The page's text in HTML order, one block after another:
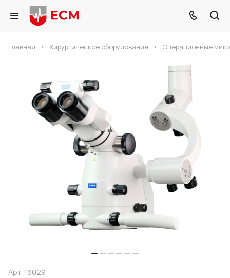
Главная Хирургическое оборудование Операционные
Арт. 16029